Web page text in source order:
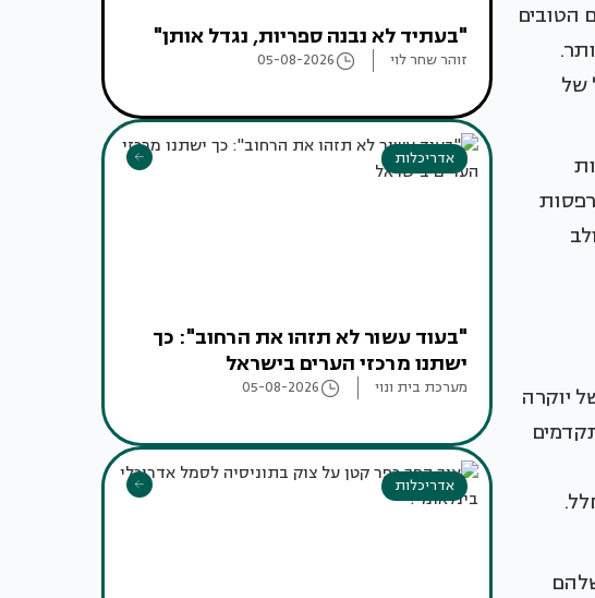
הטובים
של
יוקרה
"בעתיד לא נבנה ספריות, נגדל אותן"
זוהר שחר לוי 05-08-2026
אדריכלות
"בעוד עשור לא תזהו את הרחוב": כך
ישתנו מרכזי הערים בישראל
מערכת בית ונוי 05-08-2026
אדריכלות